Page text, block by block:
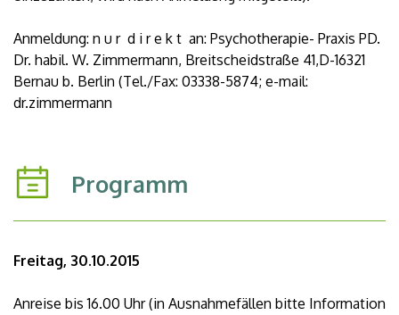
Anmeldung: n u r d i r e k t an: Psychotherapie- Praxis PD.
Dr. habil. W. Zimmermann, Breitscheidstraße 41,D-16321
Bernau b. Berlin (Tel./Fax: 03338-5874; e-mail:
dr.zimmermann
Programm
Freitag, 30.10.2015
Anreise bis 16.00 Uhr (in Ausnahmefällen bitte Information